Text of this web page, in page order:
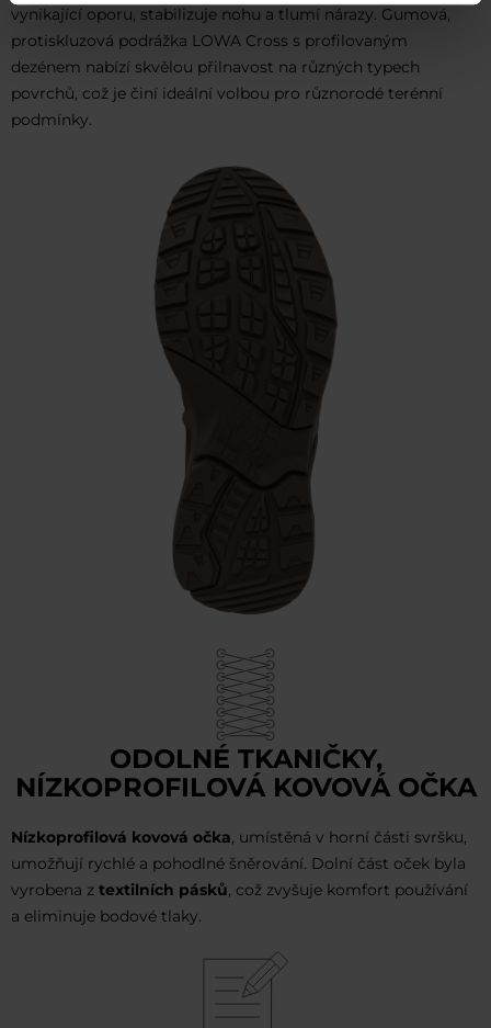
vynikající oporu, stabilizuje nohu a tlumí nárazy. Gumová,
protiskluzová podrážka LOWA Cross s profilovaným
dezénem nabízí skvělou přilnavost na různých typech
povrchů, což je činí ideální volbou pro různorodé terénní
podmínky.
ODOLNÉ TKANIČKY,
NÍZKOPROFILOVÁ KOVOVÁ OČKA
Nízkoprofilová kovová očka, umístěná v horní části svršku,
umožňují rychlé a pohodlné šněrování. Dolní část oček byla
vyrobena z textilních pásků, což zvyšuje komfort používání
a eliminuje bodové tlaky.